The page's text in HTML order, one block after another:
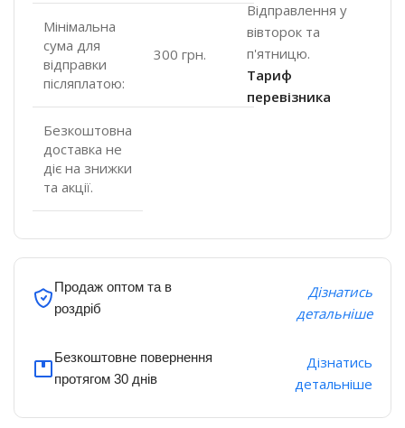
Мінімальна
сума для
відправки
післяплатою:
300 грн.
Безкоштовна
доставка не
діє на знижки
та акції.
Відправлення у
вівторок та
п'ятницю.
Тариф
перевізника
Продаж оптом та в
роздріб
Дізнатись
детальніше
Безкоштовне повернення
протягом 30 днів
Дізнатись
детальніше